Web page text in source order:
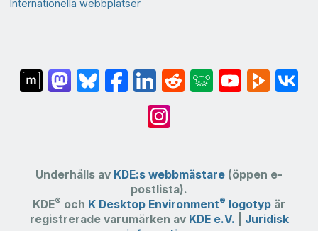
Internationella webbplatser
Underhålls av KDE:s webbmästare (öppen e-
postlista).
KDE® och K Desktop Environment® logotyp är
registrerade varumärken av KDE e.V.
Juridisk